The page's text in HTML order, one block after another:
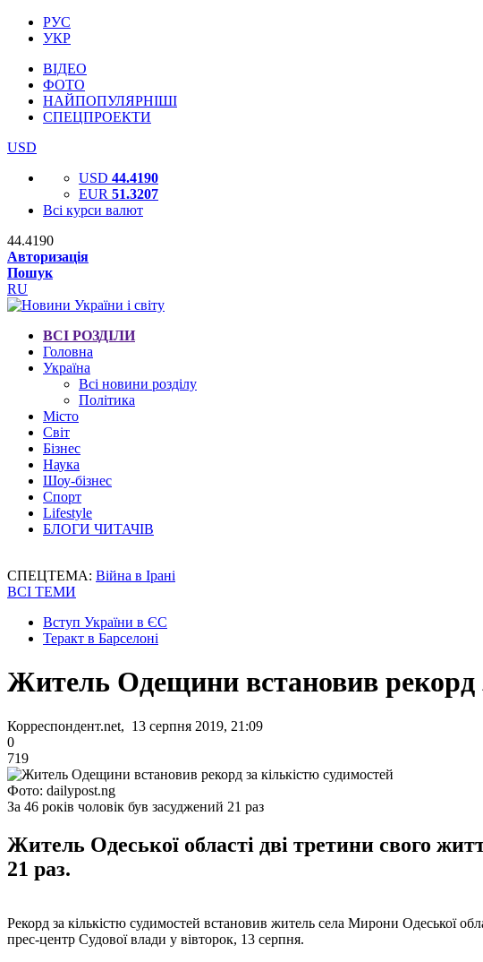
РУС
УКР
ВІДЕО
ФОТО
НАЙПОПУЛЯРНІШІ
СПЕЦПРОЕКТИ
USD
USD 44.4190
EUR 51.3207
Всі курси валют
44.4190
Авторизація
Пошук
RU
ВСІ РОЗДІЛИ
Головна
Україна
Всі новини розділу
Політика
Місто
Світ
Бізнес
Наука
Шоу-бізнес
Спорт
Lifestyle
БЛОГИ ЧИТАЧІВ
СПЕЦТЕМА: Війна в Ірані
ВСІ ТЕМИ
Вступ України в ЄС
Теракт в Барселоні
Житель Одещини встановив рекорд
Корреспондент.net, 13 серпня 2019, 21:09
0
719
Фото: dailypost.ng
За 46 років чоловік був засуджений 21 раз
Житель Одеської області дві третини свого
21 раз.
Рекорд за кількістю судимостей встановив житель села Мирони Одеської
прес-центр Судової влади у вівторок, 13 серпня.